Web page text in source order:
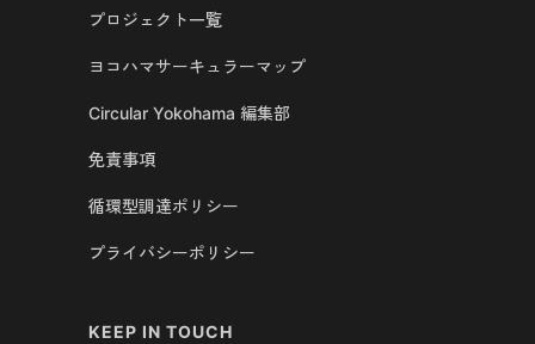
プロジェクト一覧
ヨコハマサーキュラーマップ
Circular Yokohama 編集部
免責事項
循環型調達ポリシー
プライバシーポリシー
KEEP IN TOUCH